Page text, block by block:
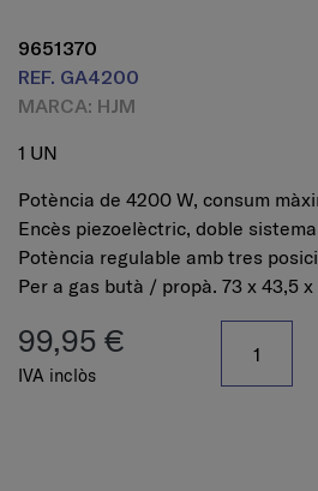
9651370
REF. GA4200
MARCA: HJM
1 UN
Potència de 4200 W, consum
Encès piezoelèctric, doble
Potència regulable amb tres
Per a gas butà / propà. 73 x 43,5 x
99,95 €
IVA inclòs